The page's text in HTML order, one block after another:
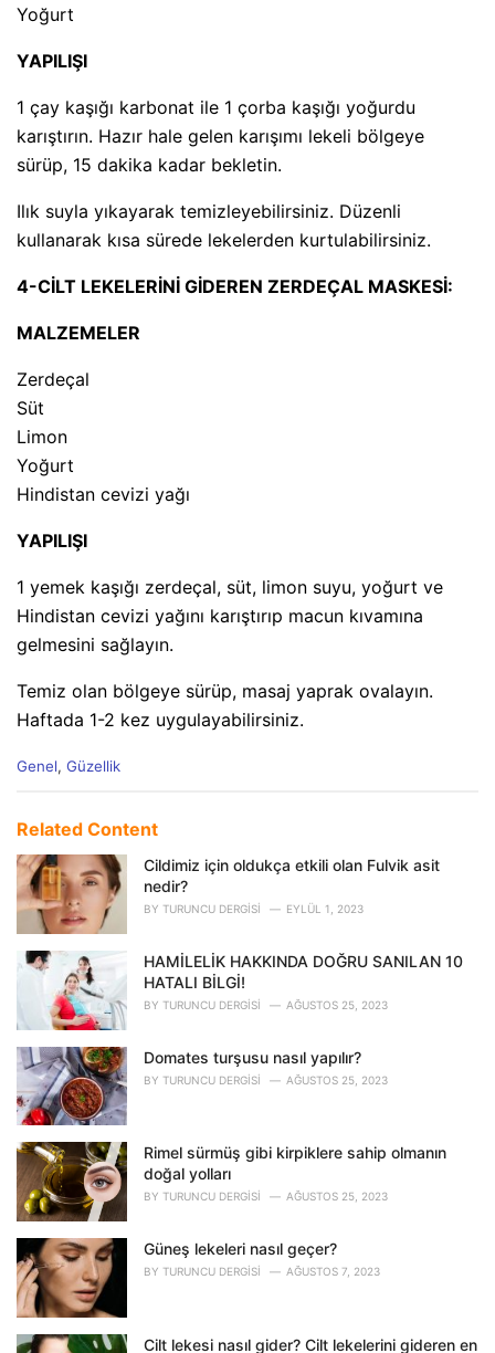
Yoğurt
YAPILIŞI
1 çay kaşığı karbonat ile 1 çorba kaşığı yoğurdu
karıştırın. Hazır hale gelen karışımı lekeli bölgeye
sürüp, 15 dakika kadar bekletin.
Ilık suyla yıkayarak temizleyebilirsiniz. Düzenli
kullanarak kısa sürede lekelerden kurtulabilirsiniz.
4-CİLT LEKELERİNİ GİDEREN ZERDEÇAL MASKESİ:
MALZEMELER
Zerdeçal
Süt
Limon
Yoğurt
Hindistan cevizi yağı
YAPILIŞI
1 yemek kaşığı zerdeçal, süt, limon suyu, yoğurt ve
Hindistan cevizi yağını karıştırıp macun kıvamına
gelmesini sağlayın.
Temiz olan bölgeye sürüp, masaj yaprak ovalayın.
Haftada 1-2 kez uygulayabilirsiniz.
C
e
o
i
Genel, Güzellik
Related Content
Cildimiz için oldukça etkili olan Fulvik asit
nedir?
BY TURUNCU DERGISI EYLÜL 1, 2023
HAMİLELİK HAKKINDA DOĞRU SANILAN 10
HATALI BİLGİ!
BY TURUNCU DERGISI AĞUSTOS 25, 2023
Domates turşusu nasıl yapılır?
BY TURUNCU DERGISI AĞUSTOS 25, 2023
Rimel sürmüş gibi kirpiklere sahip olmanın
doğal yolları
BY TURUNCU DERGISI AĞUSTOS 25, 2023
Güneş lekeleri nasıl geçer?
BY TURUNCU DERGISI AĞUSTOS 7, 2023
Cilt lekesi nasıl gider? Cilt lekelerini gideren en